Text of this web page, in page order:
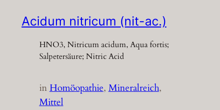
Acidum nitricum (nit-ac.)
HNO3, Nitricum acidum, Aqua fortis;
Salpetersäure; Nitric Acid
inHomöopathie, Mineralreich
Mittel